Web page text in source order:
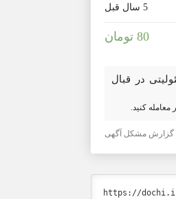
5 سال قبل
80 تومان
در قبال
معامله کنید.
گزارش مشکل آگهی